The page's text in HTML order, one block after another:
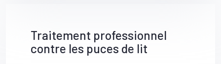
Traitement professionnel
contre les puces de lit